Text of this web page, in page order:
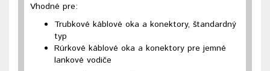
Vhodné pre:
Trubkové káblové oka a konektory, štandardný
typ
Rúrkové káblové oka a konektory pre jemné
lankové vodiče